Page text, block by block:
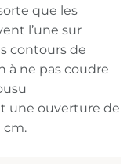
que les
l’une sur
contours de
à ne pas coudre
une ouverture de
cm.